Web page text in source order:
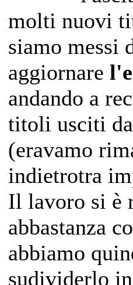
molti nuovi
siamo messi
aggiornare
andando a
titoli usciti
(eravamo
indietrotra
Il lavoro si è
abbastanza
abbiamo
sudividerlo